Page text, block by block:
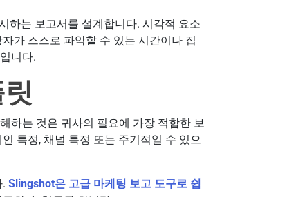
하는 보고서를 설계합니다. 시각적 요소
가 스스로 파악할 수 있는 시간이나 집
니다.
하는 것은 귀사의 필요에 가장 적합한 보
특정, 채널 특정 또는 주기적일 수 있으
.Slingshot은 고급 마케팅 보고 도구로 쉽